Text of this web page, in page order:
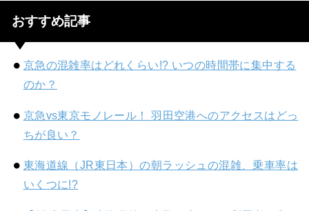
おすすめ記事
京急の混雑率はどれくらい!? いつの時間帯に集中する
のか？
京急vs東京モノレール！ 羽田空港へのアクセスはどっ
ちが良い？
東海道線（JR東日本）の朝ラッシュの混雑、乗車率は
いくつに!?